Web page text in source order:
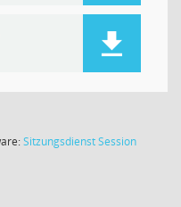
SitzungsdienstSession(Wird in